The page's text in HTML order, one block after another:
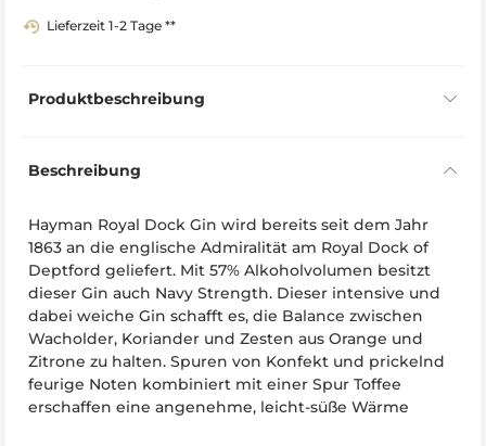
Lieferzeit 1-2 Tage **
Produktbeschreibung
Beschreibung
Hayman Royal Dock Gin wird bereits seit dem Jahr
1863 an die englische Admiralität am Royal Dock of
Deptford geliefert. Mit 57% Alkoholvolumen besitzt
dieser Gin auch Navy Strength. Dieser intensive und
dabei weiche Gin schafft es, die Balance zwischen
Wacholder, Koriander und Zesten aus Orange und
Zitrone zu halten. Spuren von Konfekt und prickelnd
feurige Noten kombiniert mit einer Spur Toffee
erschaffen eine angenehme, leicht-süße Wärme